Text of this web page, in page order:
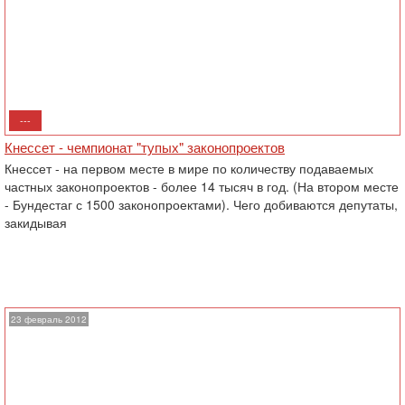
---
Кнессет - чемпионат "тупых" законопроектов
Кнессет - на первом месте в мире по количеству подаваемых
частных законопроектов - более 14 тысяч в год. (На втором месте
- Бундестаг с 1500 законопроектами). Чего добиваются депутаты,
закидывая
23 февраль 2012